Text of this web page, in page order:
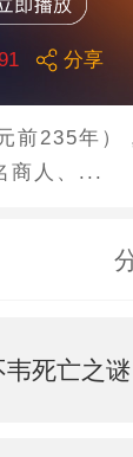
分享
前235年）
商人、...
韦死亡之谜